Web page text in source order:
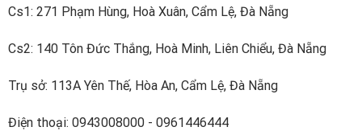
Cs1: 271 Phạm Hùng, Hoà Xuân, Cẩm Lệ, Đà Nẵng
Cs2: 140 Tôn Đức Thắng, Hoà Minh, Liên Chiểu, Đà Nẵng
Trụ sở: 113A Yên Thế, Hòa An, Cẩm Lệ, Đà Nẵng
Điện thoại: 0943008000 - 0961446444